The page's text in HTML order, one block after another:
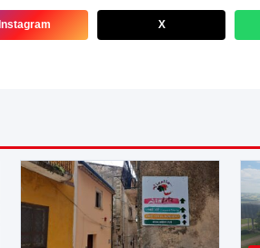
Instagram X